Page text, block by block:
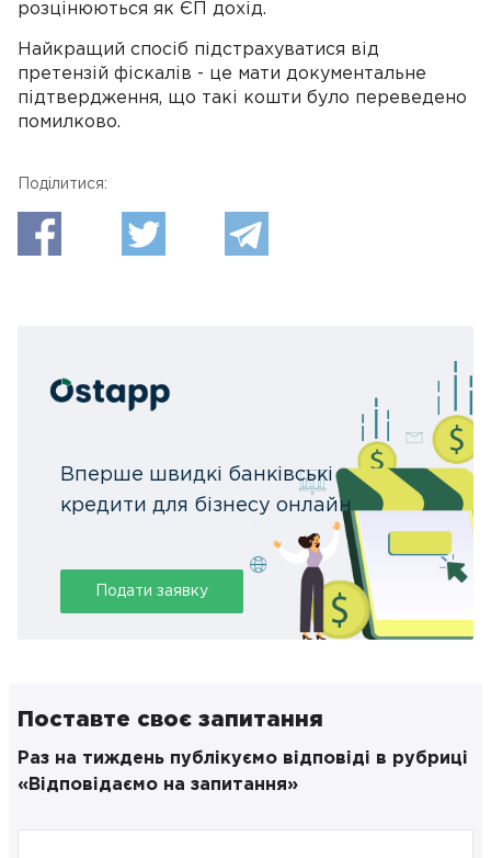
розцінюються як ЄП дохід.
Найкращий спосіб підстрахуватися від
претензій фіскалів - це мати документальне
підтвердження, що такі кошти було переведено
помилково.
Поділитися:
Вперше швидкі банківські
кредити для бізнесу онлайн
Подати заявку
Поставте своє запитання
Раз на тиждень публікуємо відповіді в рубриці
«Відповідаємо на запитання»